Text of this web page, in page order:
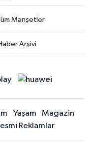
Manşetler
Arşivi
Yaşam
Magazin
Reklamlar